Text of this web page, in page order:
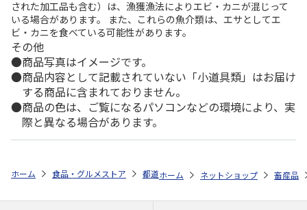
された加工品も含む）は、漁獲漁法によりエビ・カニが混じって
いる場合があります。 また、これらの魚介類は、エサとしてエ
ビ・カニを食べている可能性があります。
その他
商品写真はイメージです。
商品内容として記載されていない「小道具類」はお届け
する商品に含まれておりません。
商品の色は、ご覧になるパソコンなどの環境により、実
際と異なる場合があります。
ホーム 食品・グルメストア 都道府県から探す 熊本県 【冷凍】
ホーム ネットショップ 畜産品